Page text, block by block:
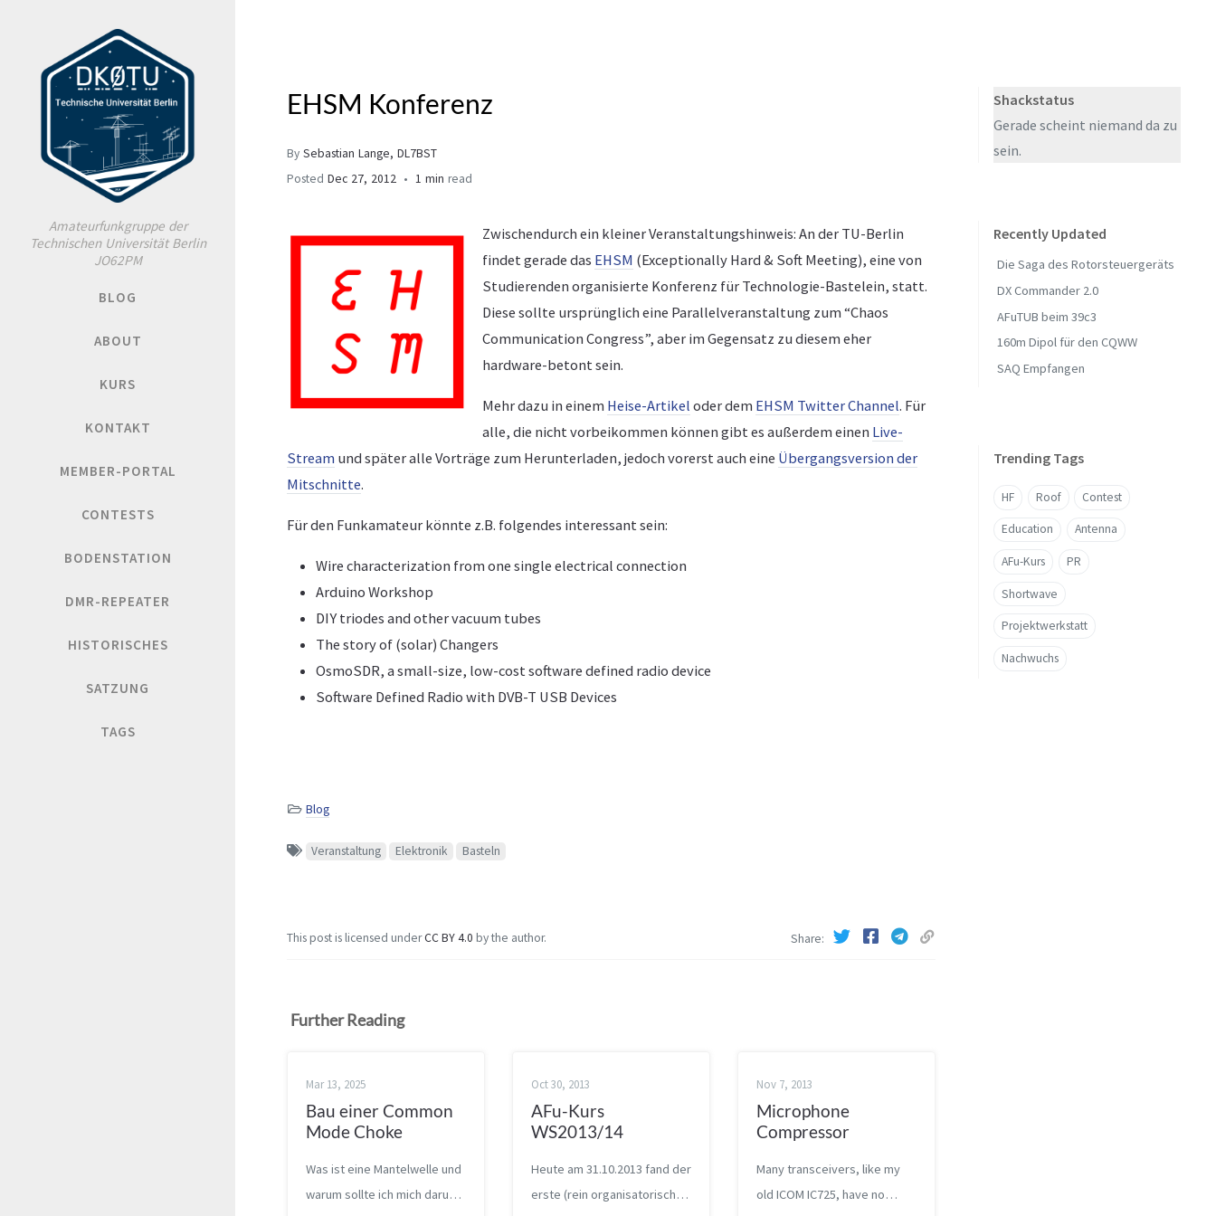
Amateurfunkgruppe der
Technischen Universität Berlin
JO62PM
BLOG
ABOUT
KURS
KONTAKT
MEMBER-PORTAL
CONTESTS
BODENSTATION
DMR-REPEATER
HISTORISCHES
SATZUNG
TAGS
EHSM Konferenz
By Sebastian Lange, DL7BST
Posted Dec 27, 2012 1 min read
Zwischendurch ein kleiner Veranstaltungshinweis: An der TU-Berlin
findet gerade das EHSM (Exceptionally Hard & Soft Meeting), eine von
Studierenden organisierte Konferenz für Technologie-Bastelein, statt.
Diese sollte ursprünglich eine Parallelveranstaltung zum “Chaos
Communication Congress”, aber im Gegensatz zu diesem eher
hardware-betont sein.
Mehr dazu in einem Heise-Artikel oder dem EHSM Twitter Channel. Für
alle, die nicht vorbeikommen können gibt es außerdem einen Live-
Streamund später alle Vorträge zum Herunterladen, jedoch vorerst auch eine Übergangsversion der
Mitschnitte.
Für den Funkamateur könnte z.B. folgendes interessant sein:
Wire characterization from one single electrical connection
Arduino Workshop
DIY triodes and other vacuum tubes
The story of (solar) Changers
OsmoSDR, a small-size, low-cost software defined radio device
Software Defined Radio with DVB-T USB Devices
Blog
Veranstaltung Elektronik Basteln
This post is licensed underCC BY 4.0 by the author. Share
Shackstatus
Gerade scheint niemand da zu
sein.
Recently Updated
Die Saga des Rotorsteuergeräts
DX Commander 2.0
AFuTUB beim 39c3
160m Dipol für den CQWW
SAQ Empfangen
Trending Tags
HF Roof Contest
Education Antenna
AFu-Kurs PR
Shortwave
Projektwerkstatt
Nachwuchs
Further Reading
Mar 13, 2025
Bau einer Common
Mode Choke
Was ist eine Mantelwelle und
warum sollte ich mich darum
Oct 30, 2013
AFu-Kurs
WS2013/14
Heute am 31.10.2013 fand der
erste (rein organisatorische)
Nov 7, 2013
Microphone
Compressor
Many transceivers, like my
old ICOM IC725, have no